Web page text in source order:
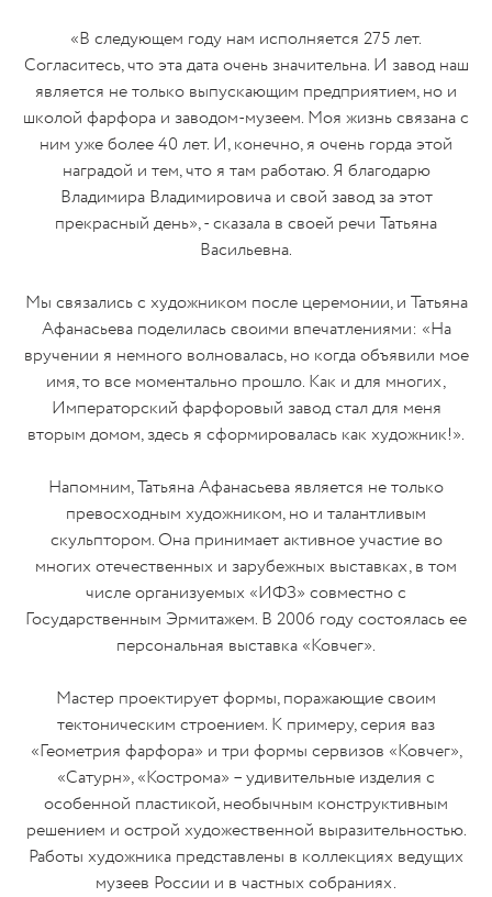
«В следующем году нам исполняется 275 лет.
Согласитесь, что эта дата очень значительна. И завод наш
является не только выпускающим предприятием, но и
школой фарфора и заводом-музеем. Моя жизнь связана с
ним уже более 40 лет. И, конечно, я очень горда этой
наградой и тем, что я там работаю. Я благодарю
Владимира Владимировича и свой завод за этот
прекрасный день», - сказала в своей речи Татьяна
Васильевна.
Мы связались с художником после церемонии, и Татьяна
Афанасьева поделилась своими впечатлениями: «На
вручении я немного волновалась, но когда объявили мое
имя, то все моментально прошло. Как и для многих,
Императорский фарфоровый завод стал для меня
вторым домом, здесь я сформировалась как художник!».
Напомним, Татьяна Афанасьева является не только
превосходным художником, но и талантливым
скульптором. Она принимает активное участие во
многих отечественных и зарубежных выставках, в том
числе организуемых «ИФЗ» совместно с
Государственным Эрмитажем. В 2006 году состоялась ее
персональная выставка «Ковчег».
Мастер проектирует формы, поражающие своим
тектоническим строением. К примеру, серия ваз
«Геометрия фарфора» и три формы сервизов «Ковчег»,
«Сатурн», «Кострома» – удивительные изделия с
особенной пластикой, необычным конструктивным
решением и острой художественной выразительностью.
Работы художника представлены в коллекциях ведущих
музеев России и в частных собраниях.